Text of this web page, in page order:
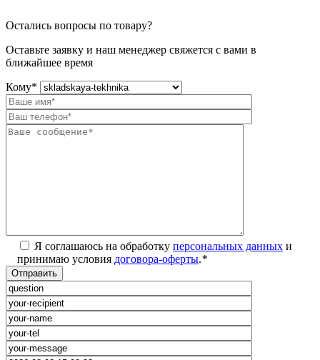
Остались вопросы по товару?
Оставьте заявку и наш менеджер свяжется с вами в
ближайшее время
Кому*
Я соглашаюсь на обработку персональных данных и
принимаю условия договора-оферты.*